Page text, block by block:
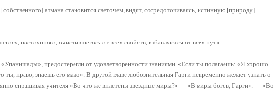
атмана становится светочем, видят, сосредоточиваясь, истинную [природу]
постоянного, очистившегося от всех свойств, избавляются от всех пут».
предостерегли от удовлетворенности знаниями. «Если ты полагаешь: «Я хорошо
ты, право, знаешь его мало». В другой главе любознательная Гарги непременно желает узнать о
спрашивая учителя «Во что же вплетены звездные миры?» — «В миры богов, Гарги». — «Во